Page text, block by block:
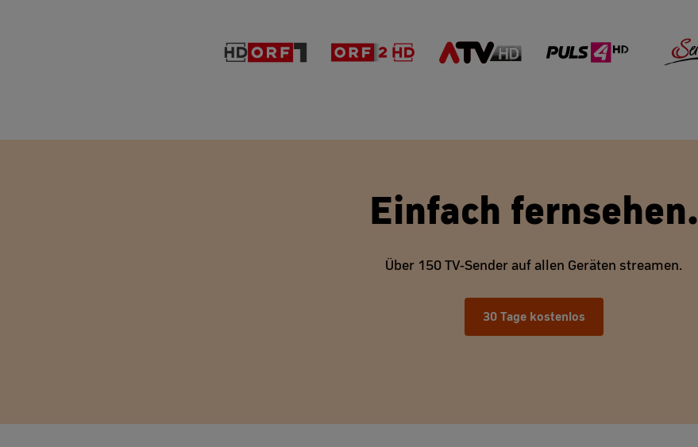
Einfach fernsehen.
Über 150 TV-Sender auf allen Geräten streamen.
30 Tage kostenlos